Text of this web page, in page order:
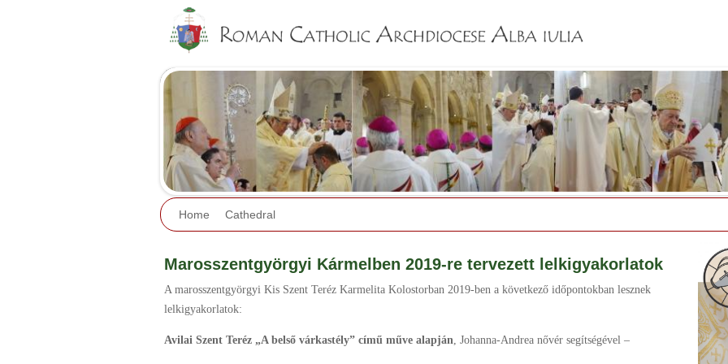
Home Cathedral
Marosszentgyörgyi Kármelben 2019-re tervezett lelkigyakorlatok
A marosszentgyörgyi Kis Szent Teréz Karmelita Kolostorban 2019-ben a következő időpontokban lesznek
lelkigyakorlatok:
Avilai Szent Teréz „A belső várkastély” című műve alapján, Johanna-Andrea nővér segítségével –